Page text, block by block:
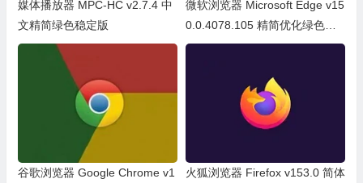
媒体播放器 MPC-HC v2.7.4 中
文精简绿色稳定版
微软浏览器 Microsoft Edge v15
0.0.4078.105 精简优化绿色便
携版
谷歌浏览器 Google Chrome v1
火狐浏览器 Firefox v153.0 简体